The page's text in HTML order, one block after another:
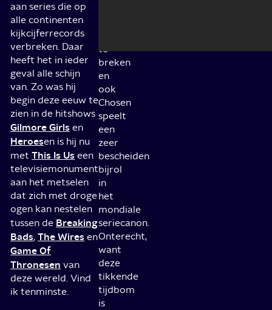
aan series die op
alle continenten
kijkcijferrecords
verbreken. Daar
heeft het in ieder
geval alle schijn
van. Zo was hij
begin deze eeuw te
zien in de hitshows
Gilmore Girls en
Heroesen is hij nu
metThis Is Us een
televisiemonument
aan het metselen
dat zich met droge
ogen kan nestelen
tussen de Breaking
Bads,The Wires en
Game Of
Thronesen van
deze wereld. Vind
ik tenminste.
te
breken
en
ook
Chosen
speelt
een
zeer
bescheiden
bijrol
in
het
mondiale
seriecanon.
Onterecht,
want
deze
tikkende
tijdbom
is